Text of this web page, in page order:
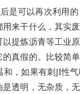
是可以再次利用
来干什么，其实
提炼沥青等工业
真假的。比较简
和，如果有刺JI性
透明，无杂质，